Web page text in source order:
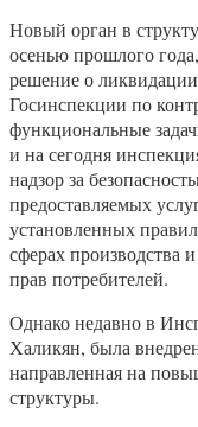
Новый орган в
осенью прошлого
решение о
Госинспекции по
функциональные
и на сегодня
надзор за
предоставляемых
установленных
сферах производства
прав потребителей.
Однако недавно в
Халикян, была
направленная на
структуры.